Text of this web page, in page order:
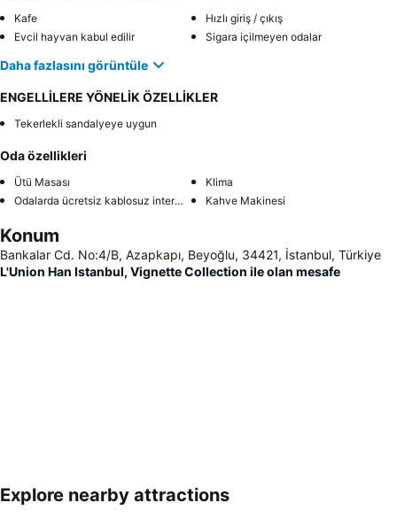
Kafe
Hızlı giriş / çıkış
Evcil hayvan kabul edilir
Sigara içilmeyen odalar
Daha fazlasını görüntüle
ENGELLİLERE YÖNELİK ÖZELLİKLER
Tekerlekli sandalyeye uygun
Oda özellikleri
Ütü Masası
Klima
Odalarda ücretsiz kablosuz internet
Kahve Makinesi
Konum
Bankalar Cd. No:4/B, Azapkapı, Beyoğlu, 34421, İstanbul, Türkiye
L'Union Han Istanbul, Vignette Collection ile olan mesafe
Haritayı genişlet
Explore nearby attractions